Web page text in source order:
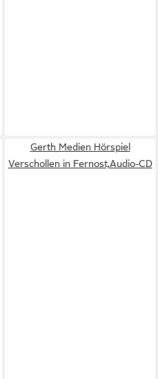
Gerth Medien Hörspiel
Verschollen in Fernost,Audio-CD